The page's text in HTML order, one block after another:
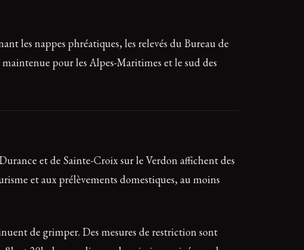
les nappes phréatiques, les relevés du Bureau de
pour les Alpes-Maritimes et le sud des
et de Sainte-Croix sur le Verdon affichent des
et aux prélèvements domestiques, au moins
de grimper. Des mesures de restriction sont